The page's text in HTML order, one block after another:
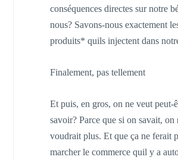
conséquences directes sur notre
nous? Savons-nous exactement
produits* quils injectent dans
Finalement, pas tellement
Et puis, en gros, on ne veut peut-
savoir? Parce que si on savait, on
voudrait plus. Et que ça ne ferait
marcher le commerce quil y a